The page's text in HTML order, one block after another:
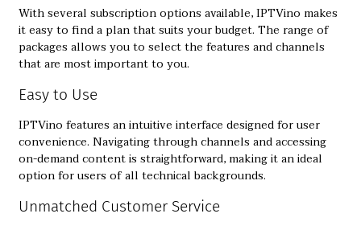
With several subscription options available, IPTVino makes
it easy to find a plan that suits your budget. The range of
packages allows you to select the features and channels
that are most important to you.
Easy to Use
IPTVino features an intuitive interface designed for user
convenience. Navigating through channels and accessing
on-demand content is straightforward, making it an ideal
option for users of all technical backgrounds.
Unmatched Customer Service